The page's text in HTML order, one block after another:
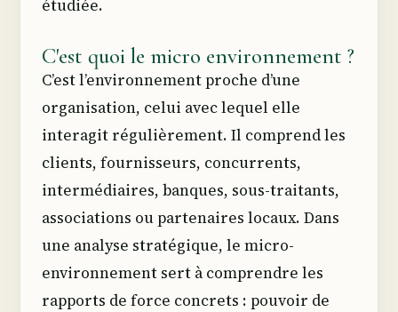
étudiée.
C'est quoi le micro environnement ?
C’est l’environnement proche d’une
organisation, celui avec lequel elle
interagit régulièrement. Il comprend les
clients, fournisseurs, concurrents,
intermédiaires, banques, sous-traitants,
associations ou partenaires locaux. Dans
une analyse stratégique, le micro-
environnement sert à comprendre les
rapports de force concrets : pouvoir de